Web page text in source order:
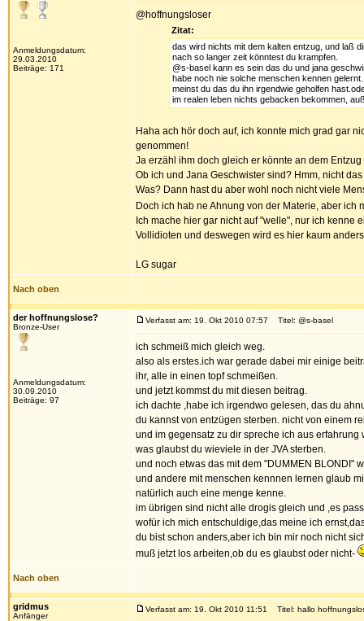
Anmeldungsdatum:
29.03.2010
Beiträge: 171
@hoffnungsloser
Zitat:
das wird nichts mit dem kalten entzug, und laß
nach so langer zeit könntest du krampfen.
@s-basel kann es sein das du und jana
habe noch nie solche menschen kennen gelernt.
meinst du das du ihn irgendwie geholfen
im realen leben nichts gebacken bekommen,
Haha ach hör doch auf, ich konnte mich grad gar
genommen!
Ja erzähl ihm doch gleich er könnte an dem
Ob ich und Jana Geschwister sind? Hmm, nicht
Was? Dann hast du aber wohl noch nicht viele
Doch ich hab ne Ahnung von der Materie, aber
Ich mache hier gar nicht auf "welle", nur ich
Vollidioten und deswegen wird es hier kaum
LG sugar
Nach oben
der hoffnungslose?
Bronze-User
Anmeldungsdatum:
30.09.2010
Beiträge: 97
Verfasst am: 19. Okt 2010 07:57 Titel: @s-basel
ich schmeiß mich gleich weg.
also als erstes.ich war gerade dabei mir einige
ihr, alle in einen topf schmeißen.
und jetzt kommst du mit diesen beitrag.
ich dachte ,habe ich irgendwo gelesen, das du
du kannst von entzügen sterben. nicht von einem
und im gegensatz zu dir spreche ich aus erfahrung
was glaubst du wieviele in der JVA sterben.
und noch etwas das mit dem "DUMMEN BLONDI"
und andere mit menschen kennnen lernen glaub
natürlich auch eine menge kenne.
im übrigen sind nicht alle drogis gleich und ,es
wofür ich mich entschuldige,das meine ich
du bist schon anders,aber ich bin mir noch nicht
muß jetzt los arbeiten,ob du es glaubst oder nicht-
Nach oben
gridmus
Anfänger
Verfasst am: 19. Okt 2010 11:51 Titel: hallo